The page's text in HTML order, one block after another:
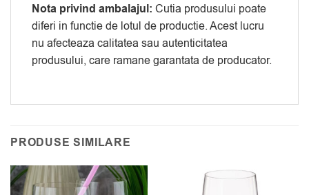
Nota privind ambalajul: Cutia produsului poate
diferi in functie de lotul de productie. Acest lucru
nu afecteaza calitatea sau autenticitatea
produsului, care ramane garantata de producator.
PRODUSE SIMILARE